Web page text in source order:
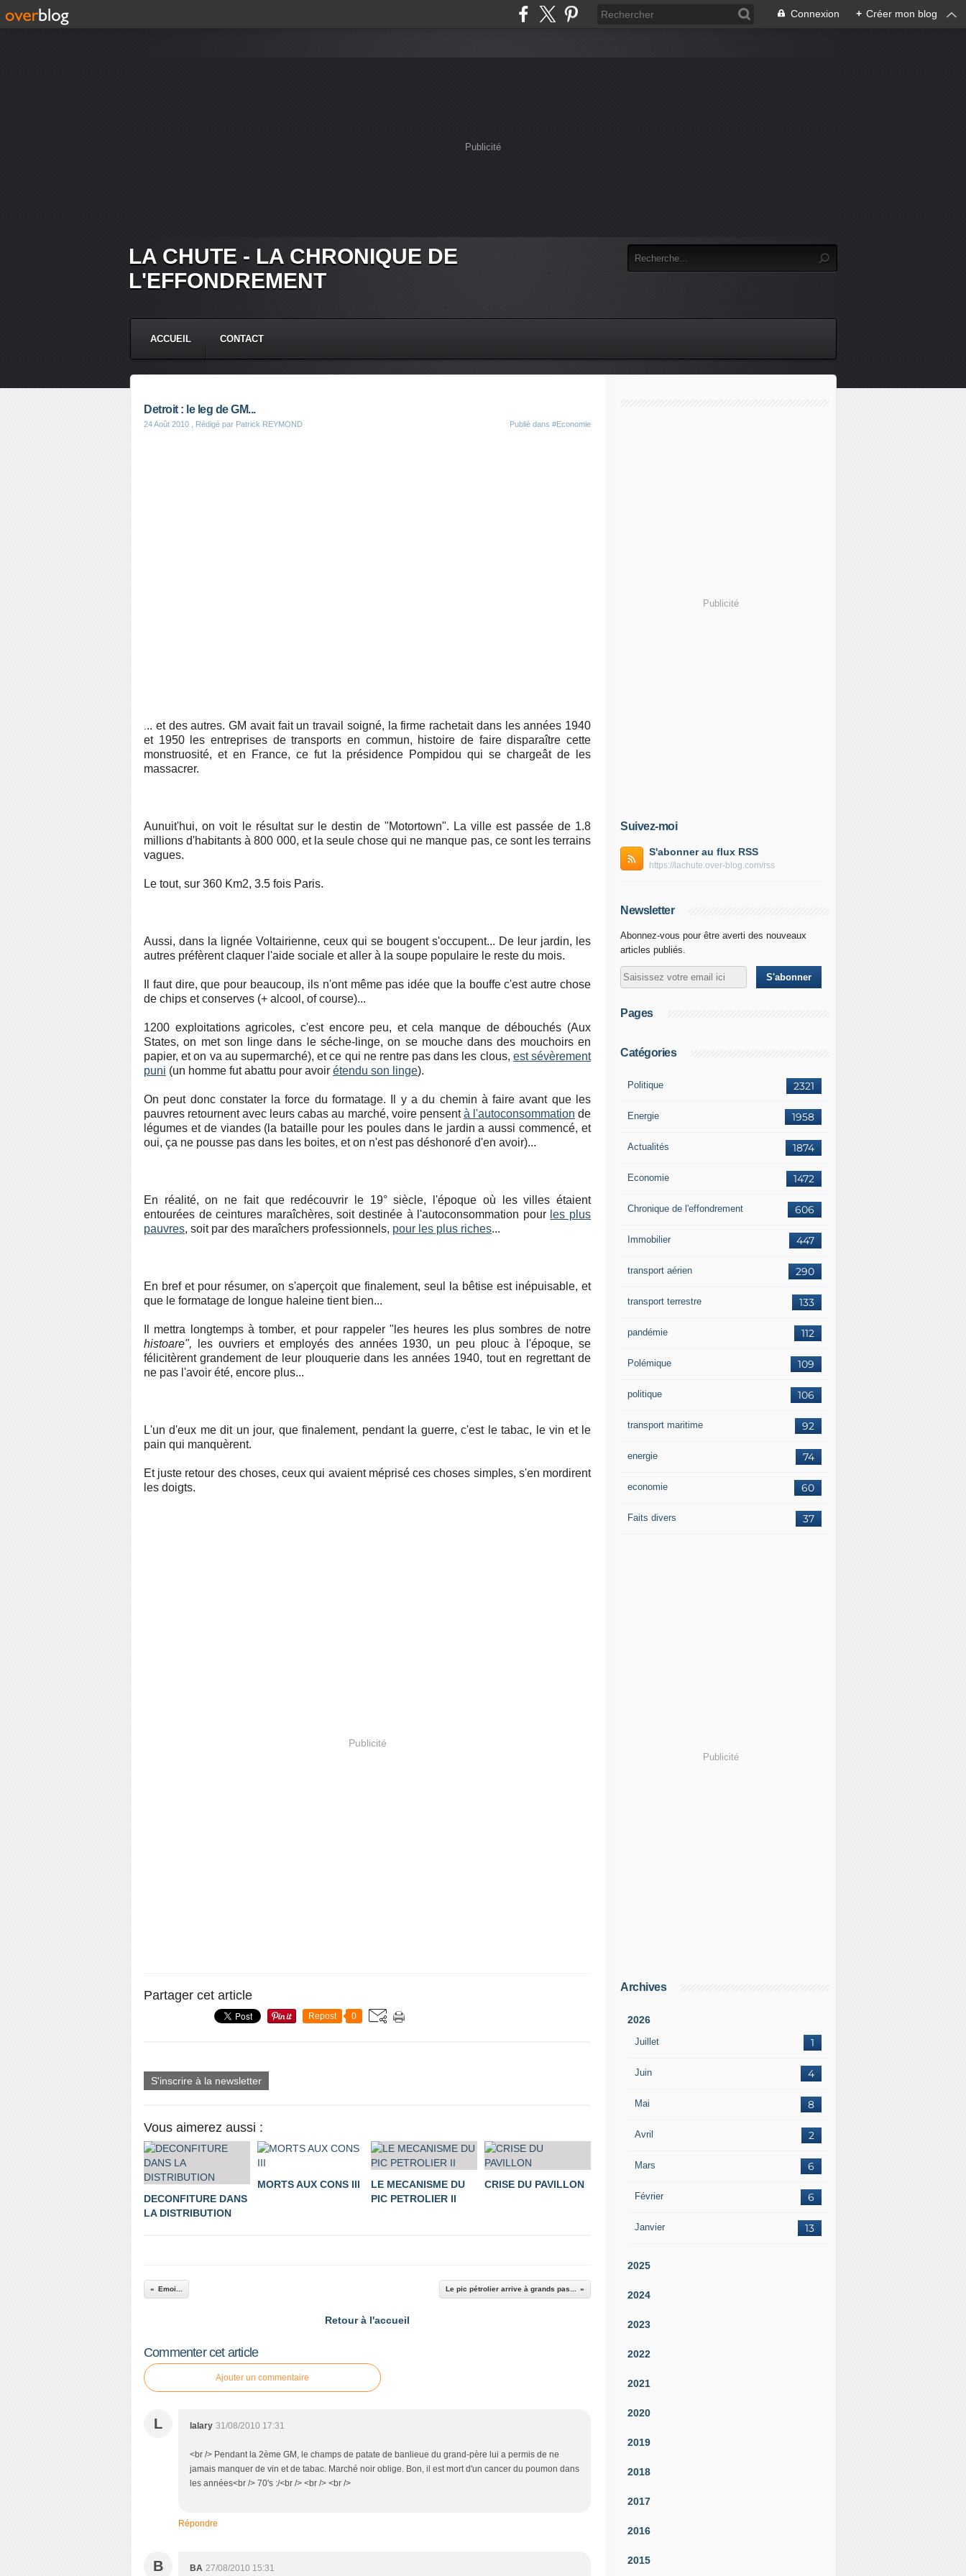
Connexion + Créer mon blog
Publicité
LA CHUTE - LA CHRONIQUE DE
L'EFFONDREMENT
ACCUEIL CONTACT
Detroit : le leg de GM...
24 Août 2010 , Rédigé par Patrick REYMOND Publié dans #Economie
.. et des autres. GM avait fait un travail soigné, la firme rachetait dans les années 1940
et 1950 les entreprises de transports en commun, histoire de faire disparaître cette
monstruosité, et en France, ce fut la présidence Pompidou qui se chargeât de les
massacrer.
Aunuit'hui, on voit le résultat sur le destin de "Motortown". La ville est passée de 1.8
millions d'habitants à 800 000, et la seule chose qui ne manque pas, ce sont les terrains
vagues.
Le tout, sur 360 Km2, 3.5 fois Paris.
Aussi, dans la lignée Voltairienne, ceux qui se bougent s'occupent... De leur jardin, les
autres préfèrent claquer l'aide sociale et aller à la soupe populaire le reste du mois.
Il faut dire, que pour beaucoup, ils n'ont même pas idée que la bouffe c'est autre chose
de chips et conserves (+ alcool, of course)...
1200 exploitations agricoles, c'est encore peu, et cela manque de débouchés (Aux
States, on met son linge dans le séche-linge, on se mouche dans des mouchoirs en
papier, et on va au supermarché), et ce qui ne rentre pas dans les clous, est sévèrement
puni (un homme fut abattu pour avoir étendu son linge).
On peut donc constater la force du formatage. Il y a du chemin à faire avant que les
pauvres retournent avec leurs cabas au marché, voire pensentà l'autoconsommation de
légumes et de viandes (la bataille pour les poules dans le jardin a aussi commencé, et
oui, ça ne pousse pas dans les boites, et on n'est pas déshonoré d'en avoir)...
En réalité, on ne fait que redécouvrir le 19° siècle, l'époque où les villes étaient
entourées de ceintures maraîchères, soit destinée à l'autoconsommation pour les plus
pauvres, soit par des maraîchers professionnels, pour les plus riches...
En bref et pour résumer, on s'aperçoit que finalement, seul la bêtise est inépuisable, et
que le formatage de longue haleine tient bien...
Il mettra longtemps à tomber, et pour rappeler "les heures les plus sombres de notre
histoare", les ouvriers et employés des années 1930, un peu plouc à l'époque, se
félicitèrent grandement de leur plouquerie dans les années 1940, tout en regrettant de
ne pas l'avoir été, encore plus...
L'un d'eux me dit un jour, que finalement, pendant la guerre, c'est le tabac, le vin et le
pain qui manquèrent.
Et juste retour des choses, ceux qui avaient méprisé ces choses simples, s'en mordirent
les doigts.
Publicité
Partager cet article
Repost 0
S'inscrire à la newsletter
Vous aimerez aussi :
DECONFITURE DANS
LA DISTRIBUTION
MORTS AUX CONS III
LE MECANISME DU
PIC PETROLIER II
CRISE DU PAVILLON
Emoi... Le pic pétrolier arrive à grands pas...
Retour à l'accueil
Commenter cet article
Ajouter un commentaire
L lalary 31/08/2010 17:31
<br /> Pendant la 2ème GM, le champs de patate de banlieue du grand-père lui a permis de ne
jamais manquer de vin et de tabac. Marché noir oblige. Bon, il est mort d'un cancer du poumon dans
les années<br /> 70's :/<br /> <br /> <br />
Répondre
B BA 27/08/2010 15:31
Publicité
Suivez-moi
S'abonner au flux RSS
https://lachute.over-blog.com/rss
Newsletter
Abonnez-vous pour être averti des nouveaux
articles publiés.
Pages
Catégories
2321
Politique
1958
Energie
1874
Actualités
1472
Economie
606
Chronique de l'effondrement
447
Immobilier
290
transport aérien
133
transport terrestre
112
pandémie
109
Polémique
106
politique
92
transport maritime
74
energie
60
economie
37
Faits divers
Publicité
Archives
2026
Juillet 1
Juin 4
Mai 8
Avril 2
Mars 6
Février 6
Janvier 13
2025
2024
2023
2022
2021
2020
2019
2018
2017
2016
2015